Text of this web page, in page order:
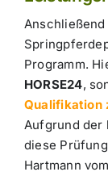
Programm.
HORSE24,
Qualifikation
Aufgrund der
diese
Hartmann